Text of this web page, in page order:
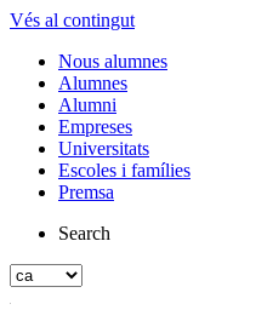
Vés al contingut
Nous alumnes
Alumnes
Alumni
Empreses
Universitats
Escoles i famílies
Premsa
Search